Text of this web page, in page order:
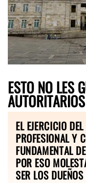
ESTO NO LES
AUTORITARIOS
EL EJERCICIO
PROFESIONAL Y
FUNDAMENTAL
POR ESO
SER LOS